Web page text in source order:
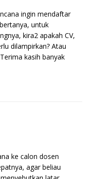
ingin mendaftar
untuk
kira2 apakah CV,
dilampirkan? Atau
kasih banyak
ke calon dosen
agar beliau